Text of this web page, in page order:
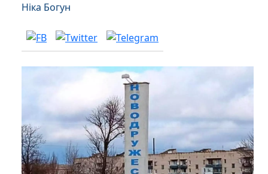
Ніка Богун